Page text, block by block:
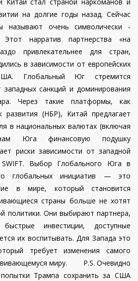
на долгие годы назад. Сейчас
называют очень символически -
Этот нарратив партнерства «на
привлекательнее для стран,
в зависимости от европейских
Глобальный Юг стремится
западных санкций и доминирования
Через такие платформы, как
(НБР), Китай предлагает
в национальных валютах (включая
Юга финансовую подушку
риски зависимости от западной
SWIFT. Выбор Глобального Юга в
глобальных инициатив — это
в мире, который становится
страны больше не хотят
политики. Они выбирают партнера,
инвестиции, доступные
их воспитывать. Для Запада это
требует изменения самого
миру. P.S. Очевидно
Трампа сохранить за США